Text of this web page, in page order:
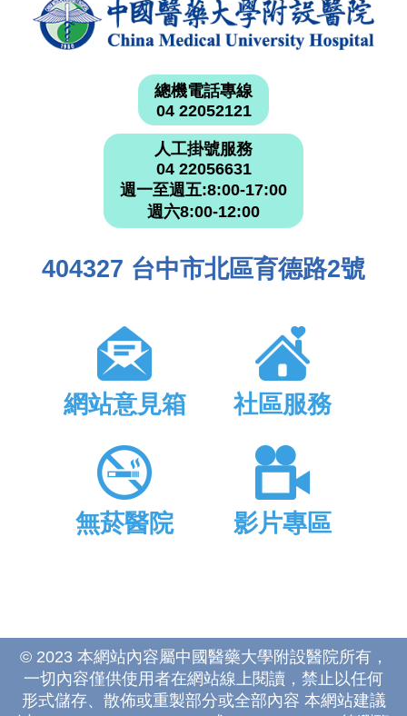
總機電話專線
04 22052121
人工掛號服務
04 22056631
週一至週五:8:00-17:00
週六8:00-12:00
404327 台中市北區育德路2號
網站意見箱 社區服務
無菸醫院 影片專區
© 2023 本網站內容屬中國醫藥大學附設醫院所有，
一切內容僅供使用者在網站線上閱讀，禁止以任何
形式儲存、散佈或重製部分或全部內容 本網站建議